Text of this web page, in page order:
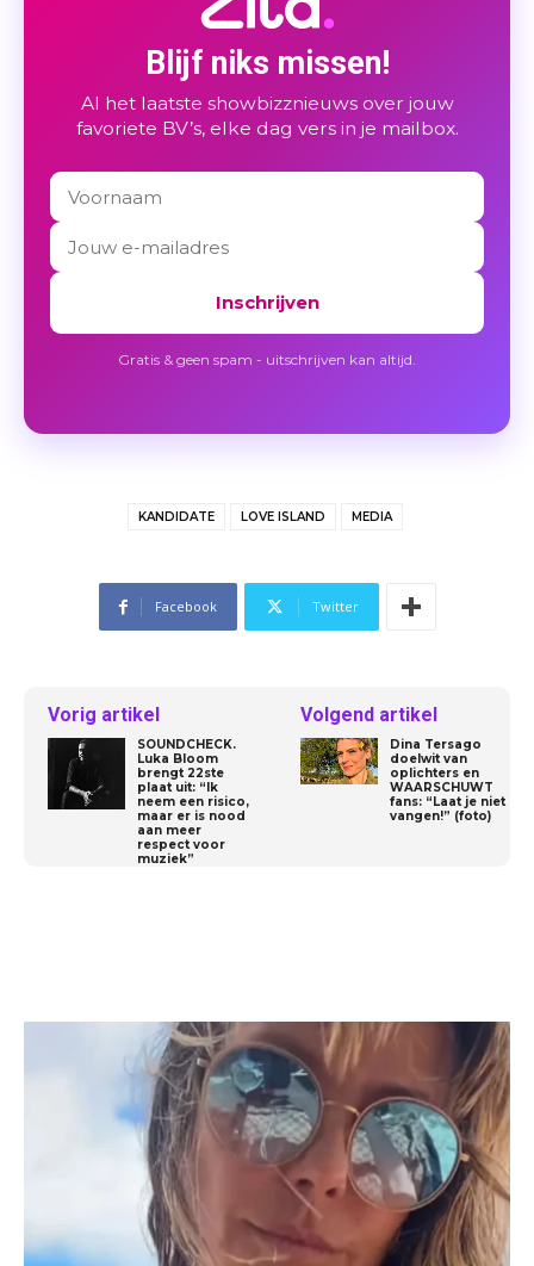
Blijf niks missen!
Al het laatste showbizznieuws over jouw
favoriete BV’s, elke dag vers in je mailbox.
Inschrijven
Gratis & geen spam - uitschrijven kan altijd.
KANDIDATE LOVE ISLAND MEDIA
Facebook Twitter
Vorig artikel
SOUNDCHECK.
Luka Bloom
brengt 22ste
plaat uit: “Ik
neem een risico,
maar er is nood
aan meer
respect voor
muziek”
Volgend artikel
Dina Tersago
doelwit van
oplichters en
WAARSCHUWT
fans: “Laat je niet
vangen!” (foto)